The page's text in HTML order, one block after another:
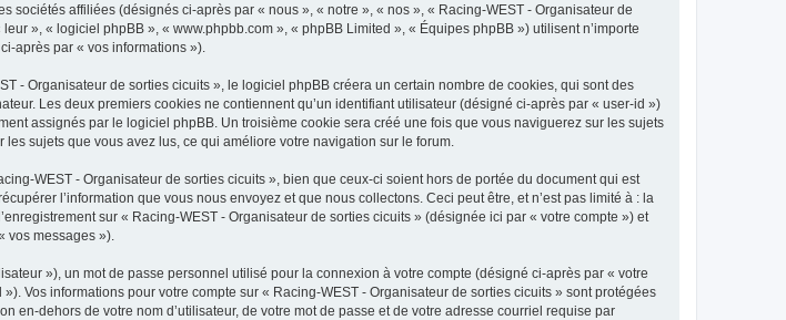
affiliées (désignés ci-après par « nous », « notre », « nos », « Racing-WEST - Organisateur de
», « logiciel phpBB », « www.phpbb.com », « phpBB Limited », « Équipes phpBB ») utilisent n’importe
après par « vos informations »).
- Organisateur de sorties cicuits », le logiciel phpBB créera un certain nombre de cookies, qui sont des
Les deux premiers cookies ne contiennent qu’un identifiant utilisateur (désigné ci-après par « user-id »)
assignés par le logiciel phpBB. Un troisième cookie sera créé une fois que vous naviguerez sur les sujets
sujets que vous avez lus, ce qui améliore votre navigation sur le forum.
WEST - Organisateur de sorties cicuits », bien que ceux-ci soient hors de portée du document qui est
l’information que vous nous envoyez et que nous collectons. Ceci peut être, et n’est pas limité à : la
sur « Racing-WEST - Organisateur de sorties cicuits » (désignée ici par « votre compte ») et
vos messages »).
»), un mot de passe personnel utilisé pour la connexion à votre compte (désigné ci-après par « votre
Vos informations pour votre compte sur « Racing-WEST - Organisateur de sorties cicuits » sont protégées
dehors de votre nom d’utilisateur, de votre mot de passe et de votre adresse courriel requise par